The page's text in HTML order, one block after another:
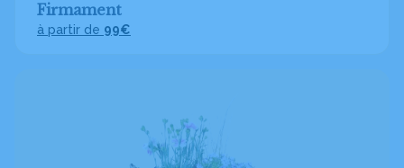
Firmament
à partir de 99€